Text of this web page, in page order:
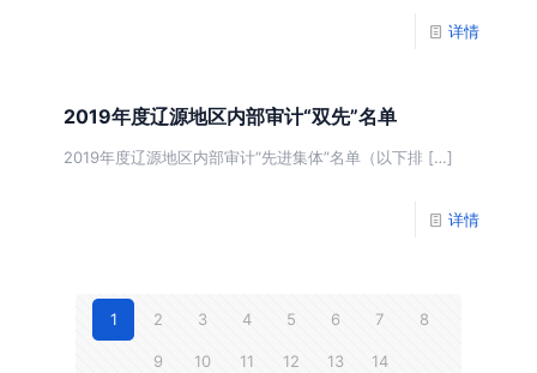
详情
2019年度辽源地区内部审计“双先”名单
2019年度辽源地区内部审计“先进集体”名单（以下排 […]
详情
1 2 3 4 5 6 7 8
9 10 11 12 13 14